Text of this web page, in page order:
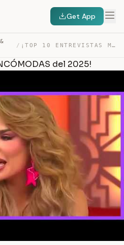
Get App
/ ¡TOP 10 ENTREVISTAS MÁS INCÓMODAS DEL 2025! — TRANSCRIPT
del 2025!